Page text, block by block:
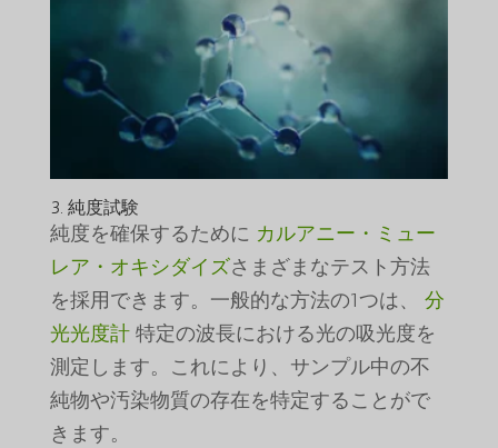
3. 純度試験
純度を確保するために カルアニー・ミュー
レア・オキシダイズさまざまなテスト方法
を採用できます。一般的な方法の1つは、 分
光光度計特定の波長における光の吸光度を
測定します。これにより、サンプル中の不
純物や汚染物質の存在を特定することがで
きます。